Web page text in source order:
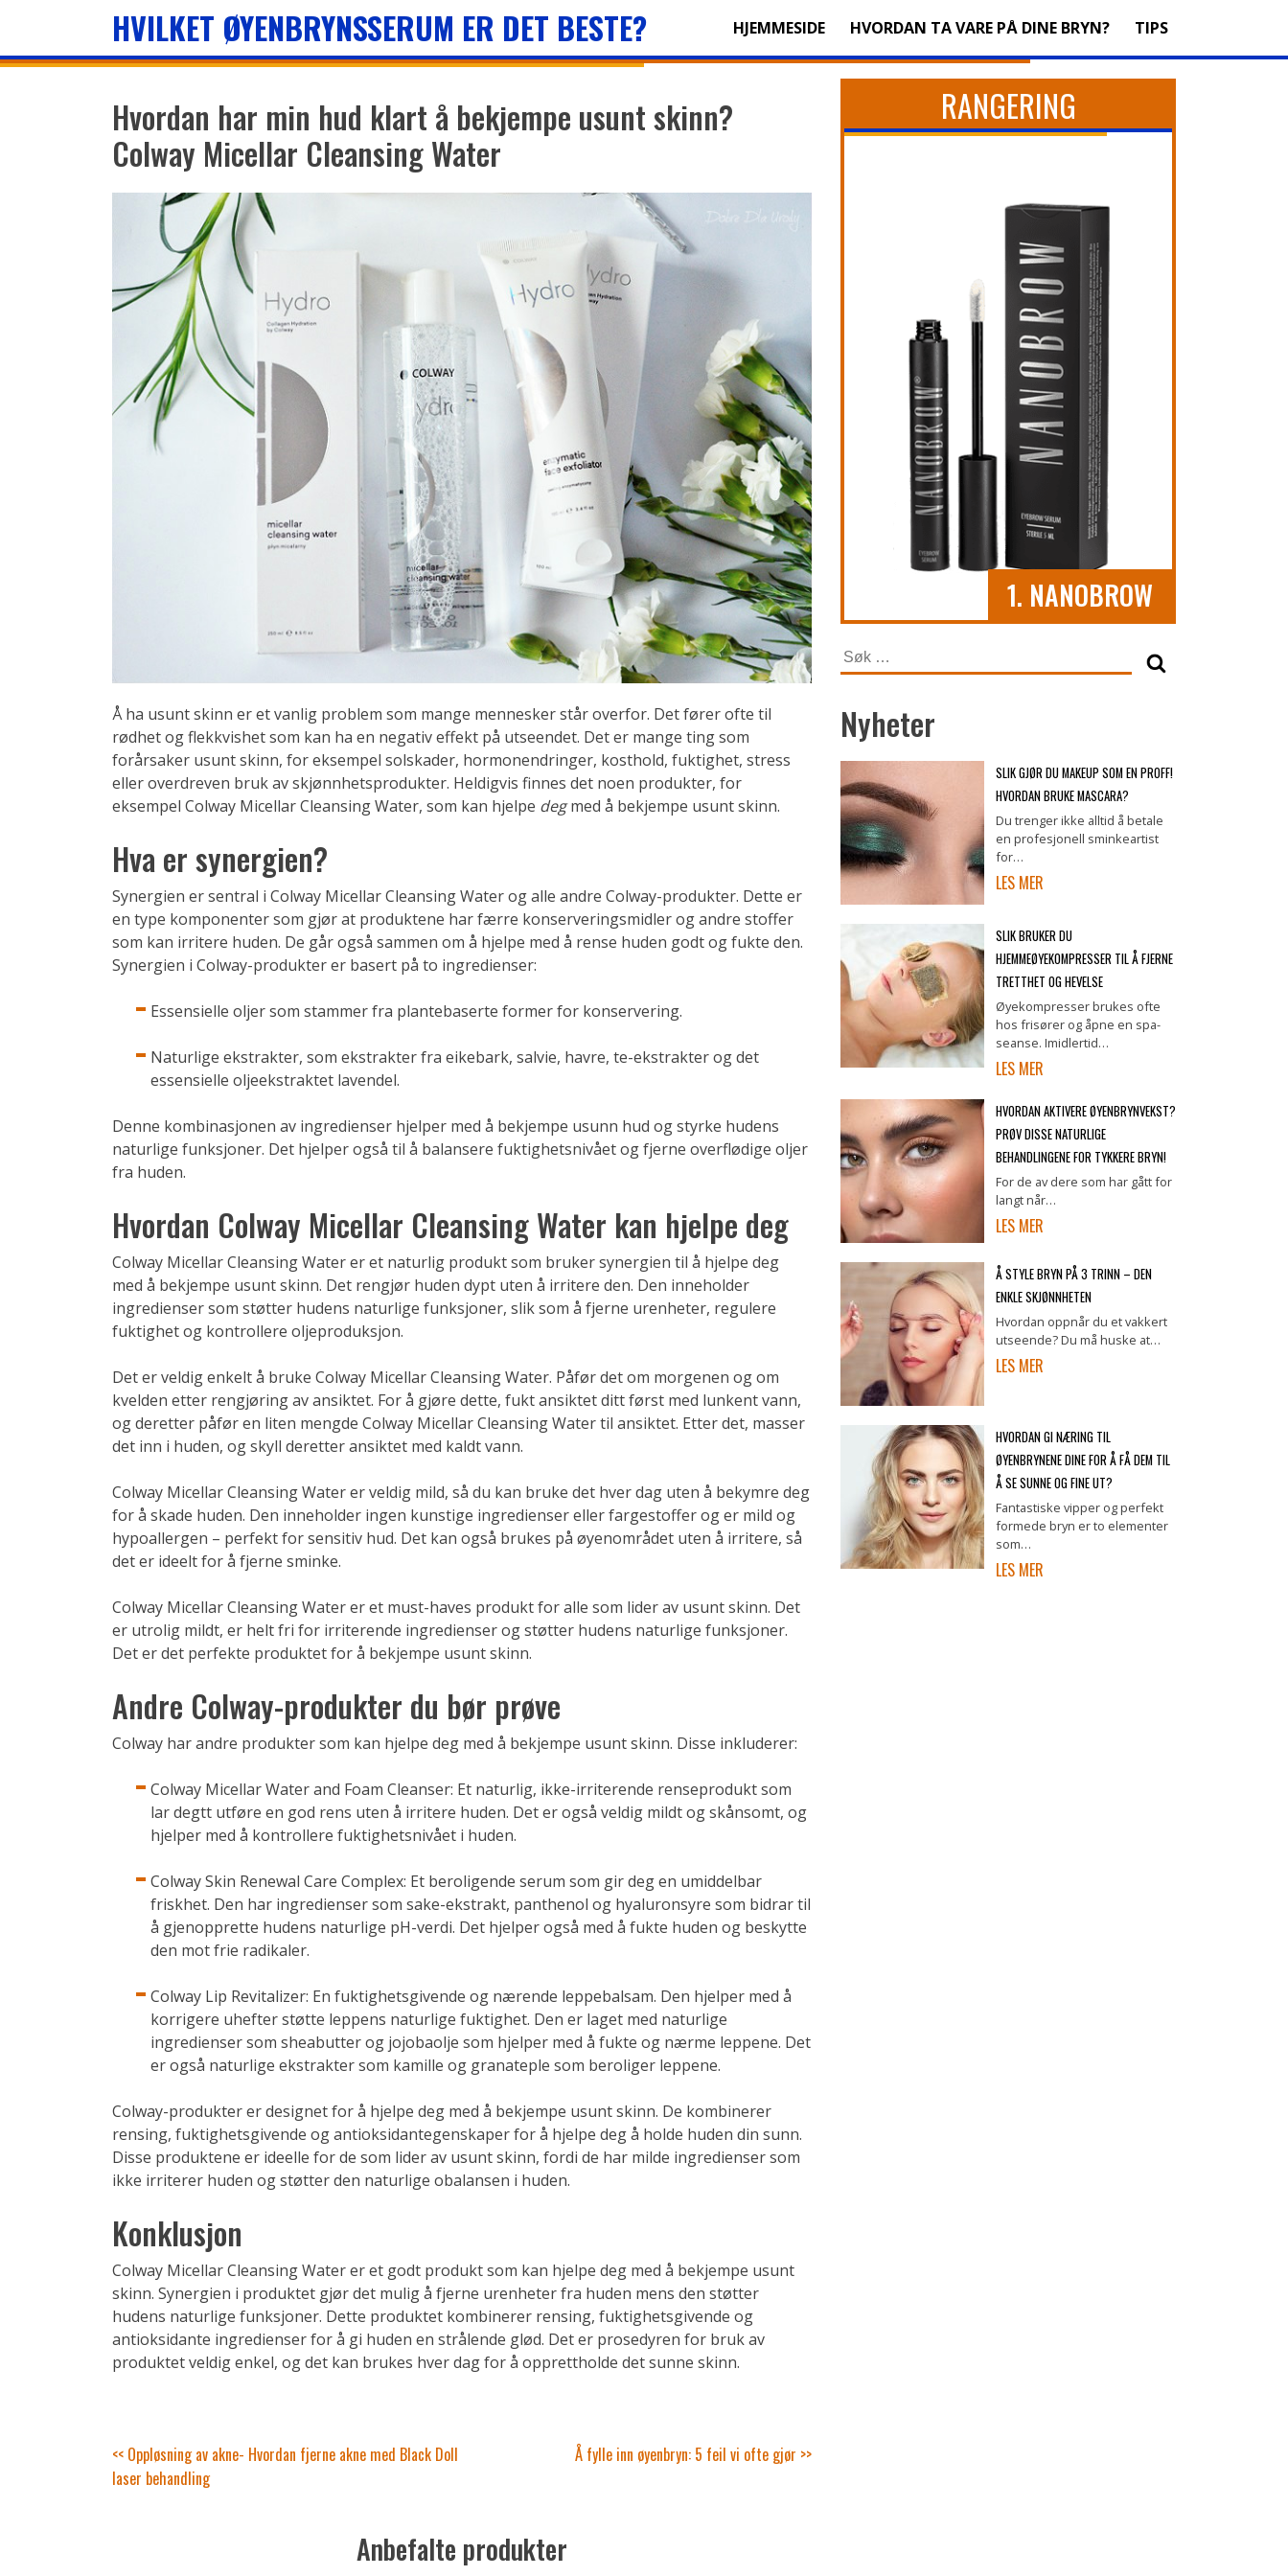
HVILKET ØYENBRYNSSERUM ER DET BESTE? HJEMMESIDE HVORDAN TA VARE PÅ DINE BRYN? TIPS
Hvordan har min hud klart å bekjempe usunt skinn?
Colway Micellar Cleansing Water
Å ha usunt skinn er et vanlig problem som mange mennesker står overfor. Det fører ofte til
rødhet og flekkvishet som kan ha en negativ effekt på utseendet. Det er mange ting som
forårsaker usunt skinn, for eksempel solskader, hormonendringer, kosthold, fuktighet, stress
eller overdreven bruk av skjønnhetsprodukter. Heldigvis finnes det noen produkter, for
eksempel Colway Micellar Cleansing Water, som kan hjelpe degmed å bekjempe usunt skinn.
Hva er synergien?
Synergien er sentral i Colway Micellar Cleansing Water og alle andre Colway-produkter. Dette er
en type komponenter som gjør at produktene har færre konserveringsmidler og andre stoffer
som kan irritere huden. De går også sammen om å hjelpe med å rense huden godt og fukte den.
Synergien i Colway-produkter er basert på to ingredienser:
Essensielle oljer som stammer fra plantebaserte former for konservering.
Naturlige ekstrakter, som ekstrakter fra eikebark, salvie, havre, te-ekstrakter og det
essensielle oljeekstraktet lavendel.
Denne kombinasjonen av ingredienser hjelper med å bekjempe usunn hud og styrke hudens
naturlige funksjoner. Det hjelper også til å balansere fuktighetsnivået og fjerne overflødige oljer
fra huden.
Hvordan Colway Micellar Cleansing Water kan hjelpe deg
Colway Micellar Cleansing Water er et naturlig produkt som bruker synergien til å hjelpe deg
med å bekjempe usunt skinn. Det rengjør huden dypt uten å irritere den. Den inneholder
ingredienser som støtter hudens naturlige funksjoner, slik som å fjerne urenheter, regulere
fuktighet og kontrollere oljeproduksjon.
Det er veldig enkelt å bruke Colway Micellar Cleansing Water. Påfør det om morgenen og om
kvelden etter rengjøring av ansiktet. For å gjøre dette, fukt ansiktet ditt først med lunkent vann,
og deretter påfør en liten mengde Colway Micellar Cleansing Water til ansiktet. Etter det, masser
det inn i huden, og skyll deretter ansiktet med kaldt vann.
Colway Micellar Cleansing Water er veldig mild, så du kan bruke det hver dag uten å bekymre deg
for å skade huden. Den inneholder ingen kunstige ingredienser eller fargestoffer og er mild og
hypoallergen – perfekt for sensitiv hud. Det kan også brukes på øyenområdet uten å irritere, så
det er ideelt for å fjerne sminke.
Colway Micellar Cleansing Water er et must-haves produkt for alle som lider av usunt skinn. Det
er utrolig mildt, er helt fri for irriterende ingredienser og støtter hudens naturlige funksjoner.
Det er det perfekte produktet for å bekjempe usunt skinn.
Andre Colway-produkter du bør prøve
Colway har andre produkter som kan hjelpe deg med å bekjempe usunt skinn. Disse inkluderer:
Colway Micellar Water and Foam Cleanser: Et naturlig, ikke-irriterende renseprodukt som
lar degtt utføre en god rens uten å irritere huden. Det er også veldig mildt og skånsomt, og
hjelper med å kontrollere fuktighetsnivået i huden.
Colway Skin Renewal Care Complex: Et beroligende serum som gir deg en umiddelbar
friskhet. Den har ingredienser som sake-ekstrakt, panthenol og hyaluronsyre som bidrar til
å gjenopprette hudens naturlige pH-verdi. Det hjelper også med å fukte huden og beskytte
den mot frie radikaler.
Colway Lip Revitalizer: En fuktighetsgivende og nærende leppebalsam. Den hjelper med å
korrigere uhefter støtte leppens naturlige fuktighet. Den er laget med naturlige
ingredienser som sheabutter og jojobaolje som hjelper med å fukte og nærme leppene. Det
er også naturlige ekstrakter som kamille og granateple som beroliger leppene.
Colway-produkter er designet for å hjelpe deg med å bekjempe usunt skinn. De kombinerer
rensing, fuktighetsgivende og antioksidantegenskaper for å hjelpe deg å holde huden din sunn.
Disse produktene er ideelle for de som lider av usunt skinn, fordi de har milde ingredienser som
ikke irriterer huden og støtter den naturlige obalansen i huden.
Konklusjon
Colway Micellar Cleansing Water er et godt produkt som kan hjelpe deg med å bekjempe usunt
skinn. Synergien i produktet gjør det mulig å fjerne urenheter fra huden mens den støtter
hudens naturlige funksjoner. Dette produktet kombinerer rensing, fuktighetsgivende og
antioksidante ingredienser for å gi huden en strålende glød. Det er prosedyren for bruk av
produktet veldig enkel, og det kan brukes hver dag for å opprettholde det sunne skinn.
Innleggsnavigasjon
<< Oppløsning av akne- Hvordan fjerne akne med Black Doll
laser behandling
Å fylle inn øyenbryn: 5 feil vi ofte gjør >>
Anbefalte produkter
RANGERING
1. NANOBROW
Søk
etter:
Nyheter
SLIK GJØR DU MAKEUP SOM EN PROFF!
HVORDAN BRUKE MASCARA?
Du trenger ikke alltid å betale
en profesjonell sminkeartist
for…
LES MER
SLIK BRUKER DU
HJEMMEØYEKOMPRESSER TIL Å FJERNE
TRETTHET OG HEVELSE
Øyekompresser brukes ofte
hos frisører og åpne en spa-
seanse. Imidlertid…
LES MER
HVORDAN AKTIVERE ØYENBRYNVEKST?
PRØV DISSE NATURLIGE
BEHANDLINGENE FOR TYKKERE BRYN!
For de av dere som har gått for
langt når…
LES MER
Å STYLE BRYN PÅ 3 TRINN – DEN
ENKLE SKJØNNHETEN
Hvordan oppnår du et vakkert
utseende? Du må huske at…
LES MER
HVORDAN GI NÆRING TIL
ØYENBRYNENE DINE FOR Å FÅ DEM TIL
Å SE SUNNE OG FINE UT?
Fantastiske vipper og perfekt
formede bryn er to elementer
som…
LES MER